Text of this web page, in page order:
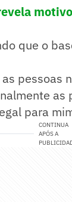
que o
pessoas
para
CONTINUA
APÓS A